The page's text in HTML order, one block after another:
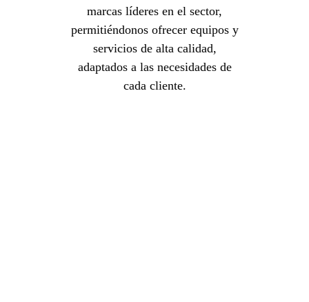
marcas líderes en el sector,
permitiéndonos ofrecer equipos y
servicios de alta calidad,
adaptados a las necesidades de
cada cliente.